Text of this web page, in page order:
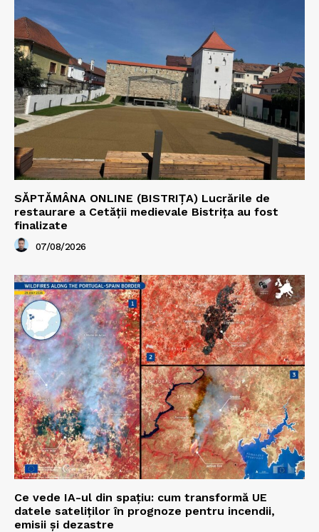
SĂPTĂMÂNA ONLINE (BISTRIȚA) Lucrările de
restaurare a Cetăţii medievale Bistriţa au fost
finalizate
07/08/2026
Ce vede IA-ul din spațiu: cum transformă UE
datele sateliților în prognoze pentru incendii,
emisii și dezastre